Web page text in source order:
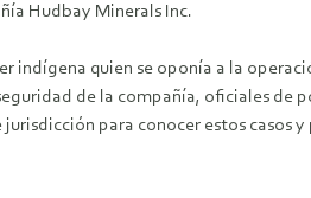
Hudbay Minerals Inc.
indígena quien se oponía a la
de la compañía, oficiales de
para conocer estos casos